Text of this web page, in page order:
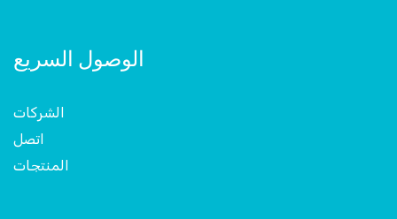
الوصول السريع
الشركات
اتصل
المنتجات